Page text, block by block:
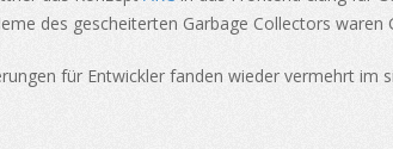
des gescheiterten Garbage Collectors waren
für Entwickler fanden wieder vermehrt